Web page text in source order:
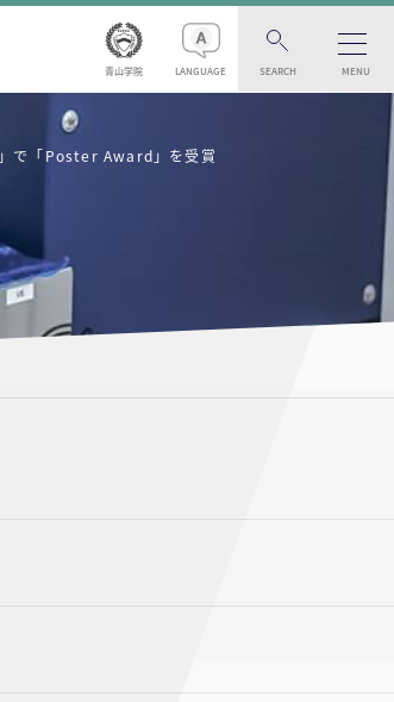
青山学院 LANGUAGE SEARCH MENU
」で「Poster Award」を受賞